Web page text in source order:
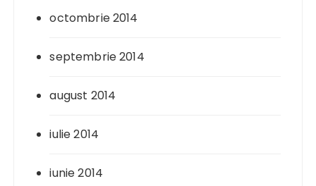
octombrie 2014
septembrie 2014
august 2014
iulie 2014
iunie 2014